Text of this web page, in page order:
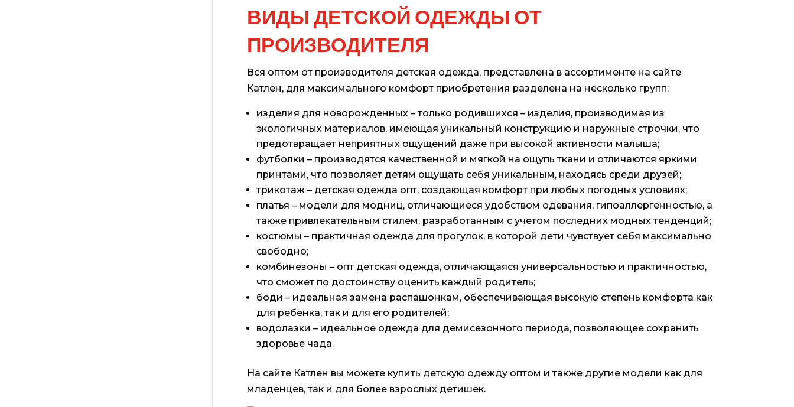
ВИДЫ ДЕТСКОЙ ОДЕЖДЫ ОТ
ПРОИЗВОДИТЕЛЯ
Вся оптом от производителя детская одежда, представлена в ассортименте на сайте
Катлен, для максимального комфорт приобретения разделена на несколько групп:
изделия для новорожденных – только родившихся – изделия, производимая из
экологичных материалов, имеющая уникальный конструкцию и наружные строчки, что
предотвращает неприятных ощущений даже при высокой активности малыша;
футболки – производятся качественной и мягкой на ощупь ткани и отличаются яркими
принтами, что позволяет детям ощущать себя уникальным, находясь среди друзей;
трикотаж – детская одежда опт, создающая комфорт при любых погодных условиях;
платья – модели для модниц, отличающиеся удобством одевания, гипоаллергенностью, а
также привлекательным стилем, разработанным с учетом последних модных тенденций;
костюмы – практичная одежда для прогулок, в которой дети чувствует себя максимально
свободно;
комбинезоны – опт детская одежда, отличающаяся универсальностью и практичностью,
что сможет по достоинству оценить каждый родитель;
боди – идеальная замена распашонкам, обеспечивающая высокую степень комфорта как
для ребенка, так и для его родителей;
водолазки – идеальное одежда для демисезонного периода, позволяющее сохранить
здоровье чада.
На сайте Катлен вы можете купить детскую одежду оптом и также другие модели как для
младенцев, так и для более взрослых детишек.